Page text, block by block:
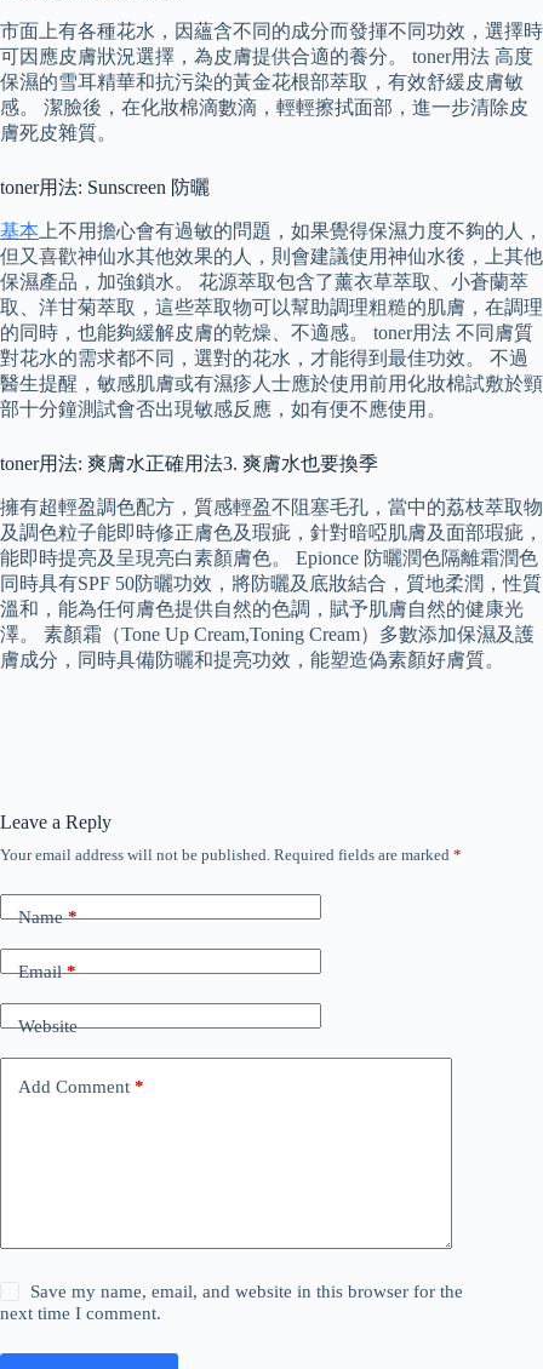
市面上有各種花水，因蘊含不同的成分而發揮不同功效，選擇時
可因應皮膚狀況選擇，為皮膚提供合適的養分。 toner用法 高度
保濕的雪耳精華和抗污染的黃金花根部萃取，有效舒緩皮膚敏
感。 潔臉後，在化妝棉滴數滴，輕輕擦拭面部，進一步清除皮
膚死皮雜質。
toner用法: Sunscreen 防曬
基本 上不用擔心會有過敏的問題，如果覺得保濕力度不夠的人，
但又喜歡神仙水其他效果的人，則會建議使用神仙水後，上其他
保濕產品，加強鎖水。 花源萃取包含了薰衣草萃取、小蒼蘭萃
取、洋甘菊萃取，這些萃取物可以幫助調理粗糙的肌膚，在調理
的同時，也能夠緩解皮膚的乾燥、不適感。 toner用法 不同膚質
對花水的需求都不同，選對的花水，才能得到最佳功效。 不過
醫生提醒，敏感肌膚或有濕疹人士應於使用前用化妝棉試敷於頸
部十分鐘測試會否出現敏感反應，如有便不應使用。
toner用法: 爽膚水正確用法3. 爽膚水也要換季
擁有超輕盈調色配方，質感輕盈不阻塞毛孔，當中的荔枝萃取物
及調色粒子能即時修正膚色及瑕疵，針對暗啞肌膚及面部瑕疵，
能即時提亮及呈現亮白素顏膚色。 Epionce 防曬潤色隔離霜潤色
同時具有SPF 50防曬功效，將防曬及底妝結合，質地柔潤，性質
溫和，能為任何膚色提供自然的色調，賦予肌膚自然的健康光
澤。 素顏霜（Tone Up Cream,Toning Cream）多數添加保濕及護
膚成分，同時具備防曬和提亮功效，能塑造偽素顏好膚質。
Leave a Reply
Your email address will not be published. Required fields are marked *
Name*
Email*
Website
Add Comment *
Save my name, email, and website in this browser for the
next time I comment.